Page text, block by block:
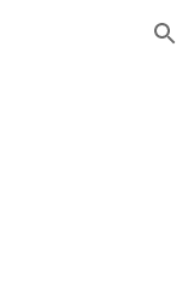
Skip to navigation